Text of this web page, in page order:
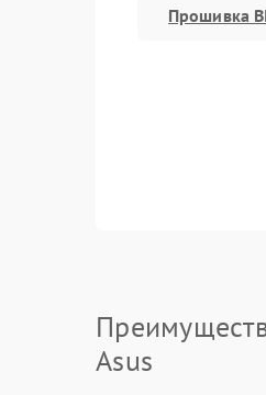
Прошивка
Asus